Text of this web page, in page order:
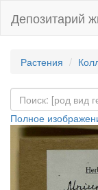
Депозитарий
Растения
Полное